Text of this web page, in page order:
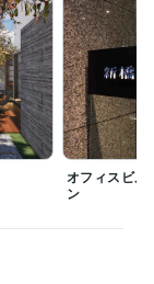
オフィスビ
ン